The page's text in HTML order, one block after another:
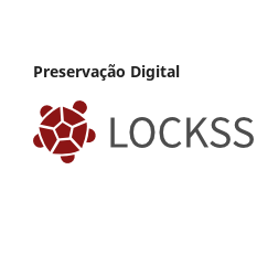
Preservação Digital